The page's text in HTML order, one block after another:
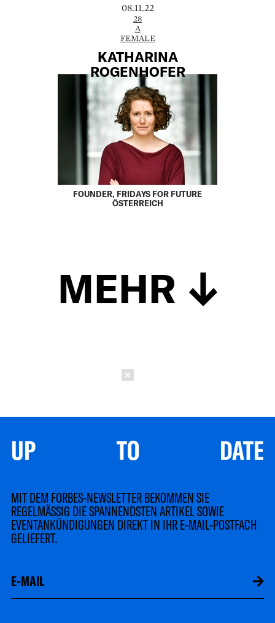
08.11.22
28
A
FEMALE
KATHARINA
ROGENHOFER
FOUNDER, FRIDAYS FOR FUTURE
ÖSTERREICH
MEHR
UP TO DATE
MIT DEM FORBES-NEWSLETTER BEKOMMEN SIE
REGELMÄSSIG DIE SPANNENDSTEN ARTIKEL SOWIE
EVENTANKÜNDIGUNGEN DIREKT IN IHR E-MAIL-POSTFACH
GELIEFERT.